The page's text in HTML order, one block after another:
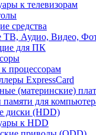
к телевизорам
средства
ТВ, Аудио, Видео,
для ПК
процессорам
ExpressCard
(материнские)
для
диски (HDD)
к HDD